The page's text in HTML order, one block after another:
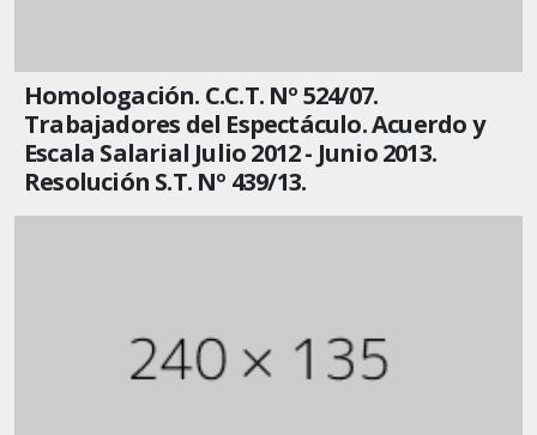
Homologación. C.C.T. Nº 524/07.
Trabajadores del Espectáculo. Acuerdo y
Escala Salarial Julio 2012 - Junio 2013.
Resolución S.T. Nº 439/13.